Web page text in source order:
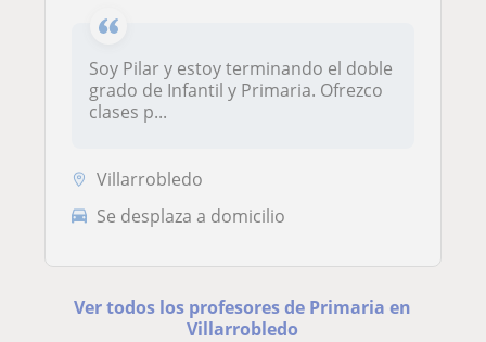
Soy Pilar y estoy terminando el doble
grado de Infantil y Primaria. Ofrezco
clases p...
Villarrobledo
Se desplaza a domicilio
Ver todos los profesores de Primaria en
Villarrobledo